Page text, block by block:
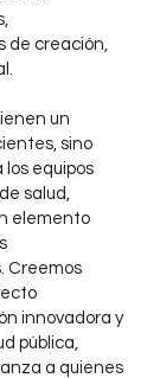
de creación,
un
sino
los equipos
salud,
elemento
Creemos
innovadora y
pública,
a quienes